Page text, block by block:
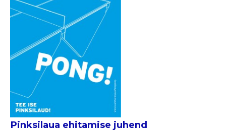
Pinksilaua ehitamise juhend